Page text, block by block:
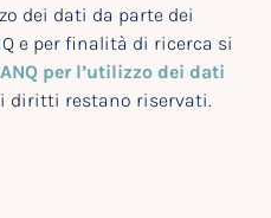
dei dati da parte dei
e per finalità di ricerca si
per l’utilizzo dei dati
diritti restano riservati.